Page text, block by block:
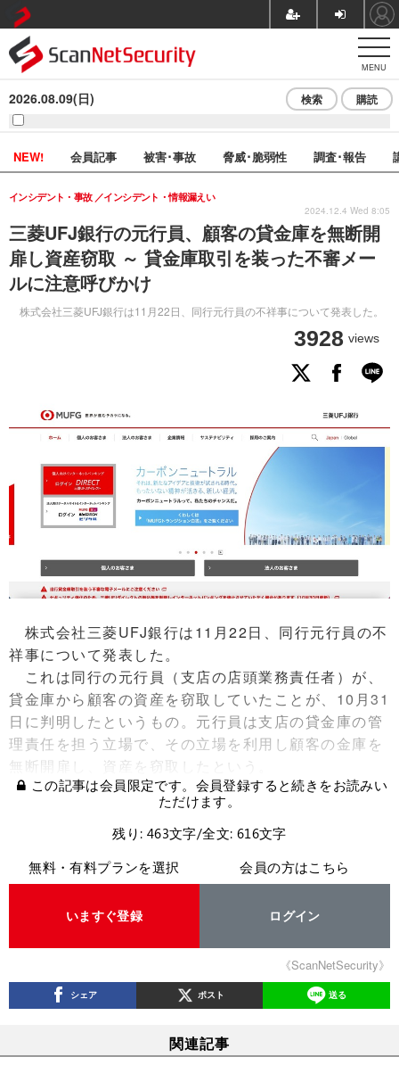
MENU
2026.08.09(日) 検索 購読
NEW! 会員記事 被害･事故 脅威･脆弱性 調査･報告
三菱UFJ銀行の元行員、顧客の貸金庫を無断開
扉し資産窃取 ～ 貸金庫取引を装った不審メー
ルに注意呼びかけ
株式会社三菱UFJ銀行は11月22日、同行元行員の不祥事について発表した。
インシデント・事故 インシデント・情報漏えい
3928 views
2024.12.4 Wed 8:05
株式会社三菱UFJ銀行は11月22日、同行元行員の不
祥事について発表した。
これは同行の元行員（支店の店頭業務責任者）が、
貸金庫から顧客の資産を窃取していたことが、10月31
日に判明したというもの。元行員は支店の貸金庫の管
理責任を担う立場で、その立場を利用し顧客の金庫を
無断開扉し、資産を窃取したという。
この記事は会員限定です。会員登録すると続きをお読みい
ただけます。
残り: 463文字/全文: 616文字
無料・有料プランを選択
いますぐ登録
会員の方はこちら
ログイン
《ScanNetSecurity》
シェア ポスト 送る
関連記事